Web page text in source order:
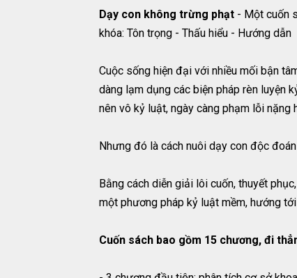
Dạy con không trừng phạt - Một cuốn
khóa: Tôn trọng - Thấu hiểu - Hướng dẫn
Cuộc sống hiện đại với nhiều mối bận
dàng lạm dụng các biện pháp rèn luyện
nên vô kỷ luật, ngày càng phạm lỗi
Nhưng đó là cách nuôi dạy con độc
Bằng cách diễn giải lôi cuốn, thuyết
một phương pháp kỷ luật mềm, hướng
Cuốn sách bao gồm 15 chương, đi